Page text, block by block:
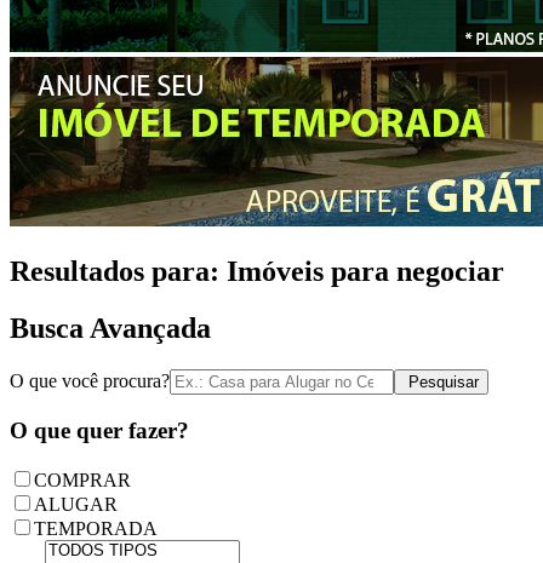
Resultados para: Imóveis para negociar
Busca Avançada
O que você procura? Pesquisar
O que quer fazer?
COMPRAR
ALUGAR
TEMPORADA